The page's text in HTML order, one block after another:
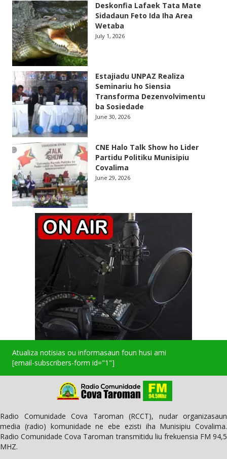
Deskonfia Lafaek Tata Mate
Sidadaun Feto Ida Iha Area
Wetaba
July 1, 2026
Estajiadu UNPAZ Realiza
Seminariu ho Siensia
Transforma Dezenvolvimentu
ba Sosiedade
June 30, 2026
CNE Halo Talk Show ho Lider
Partidu Politiku Munisipiu
Covalima
June 29, 2026
Atualiza notisias ou informasaun foun husi ami
[email-subscribers-form id="1"]
Radio Comunidade Cova Taroman (RCCT), nudar organizasaun
media (radio) komunidade ne ebe ezisti iha Munisipiu Covalima.
Radio Comunidade Cova Taroman transmitidu liu frekuensia FM 94,5
MHZ.